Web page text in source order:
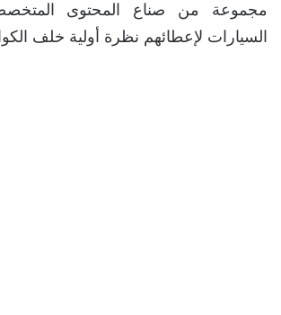
مجموعة من صناع المحتوى
السيارات لإعطائهم نظرة أولية خلف